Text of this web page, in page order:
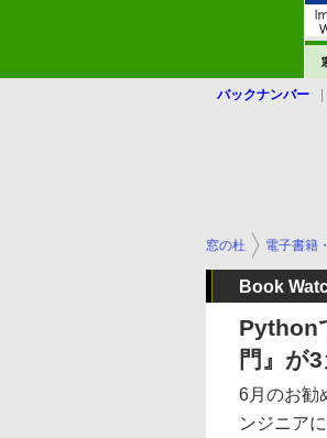
バックナンバー
窓の杜 電子書籍
Book
Python
門』が
6月のお勧
ンジニア